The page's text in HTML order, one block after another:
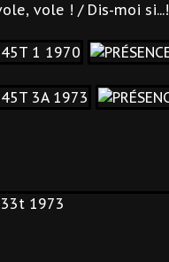
vole ! / Dis-moi si...!